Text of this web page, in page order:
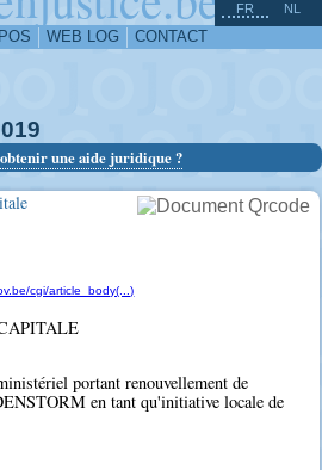
WEB LOG CONTACT
FR NL
une aide juridique ?
cgi/article_body(...)
portant renouvellement de
en tant qu'initiative locale de
^